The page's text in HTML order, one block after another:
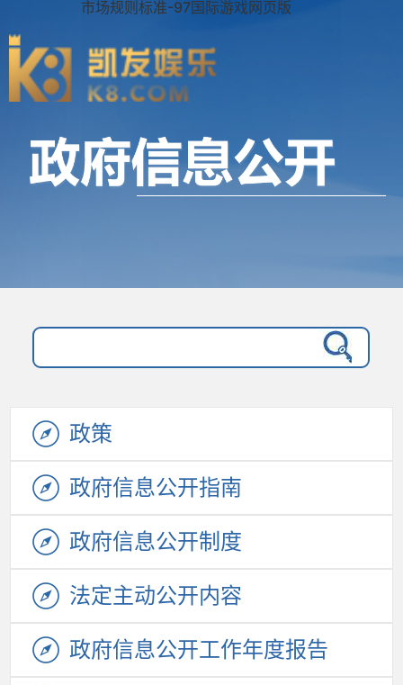
市场规则标准-97国际游戏网页版
政策
政府信息公开指南
政府信息公开制度
法定主动公开内容
政府信息公开工作年度报告